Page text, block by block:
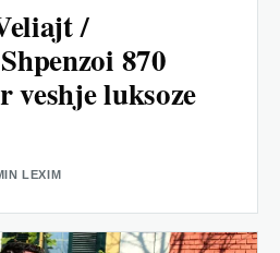
/
870
veshje luksoze
LEXIM